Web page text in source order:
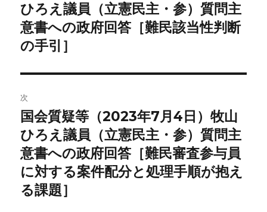
ナ
ビ
シ
ョ
ン
の
投
稿:
ひろえ議員（立憲民主・参）質問主
意書への政府回答［難民該当性判断
の手引］
次
次
の
投
稿:
国会質疑等（2023年7月4日）牧山
ひろえ議員（立憲民主・参）質問主
意書への政府回答［難民審査参与員
に対する案件配分と処理手順が抱え
る課題］